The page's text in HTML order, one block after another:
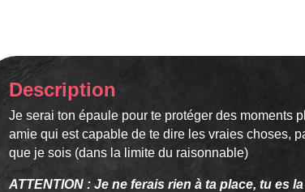
Description
Je serai ton épaule pour te protéger des moments
amie qui est capable de te dire les vraies choses,
que je sois (dans la limite du raisonnable)
ATTENTION : Je ne ferais rien à ta place, tu es